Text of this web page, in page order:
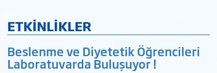
ETKİNLİKLER
Beslenme ve Diyetetik Öğrencileri
Laboratuvarda Buluşuyor !